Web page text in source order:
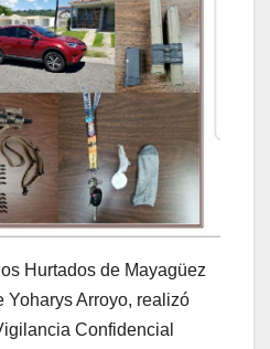
Hurtados de Mayagüez
Yoharys Arroyo, realizó
Confidencial